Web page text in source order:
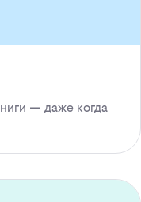
— даже когда